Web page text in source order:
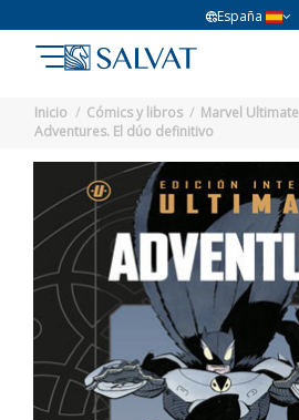
España
Inicio Cómics y libros Marvel Ultimate
Adventures. El dúo definitivo